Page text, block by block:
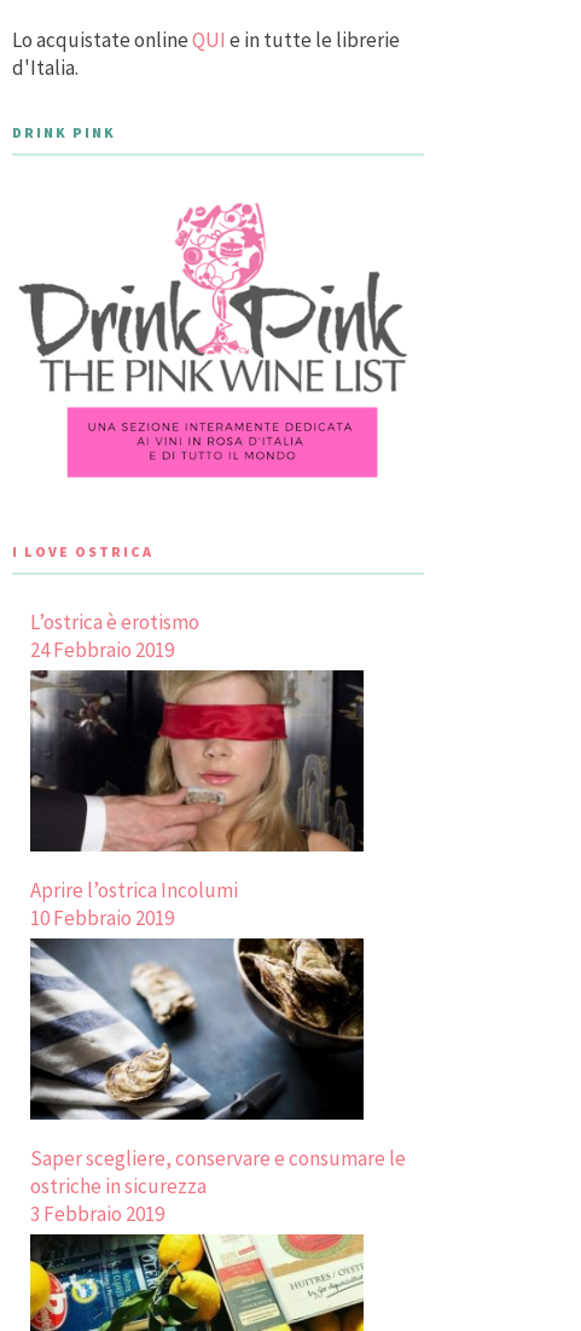
Lo acquistate onlineQUI e in tutte le librerie
d'Italia.
DRINK PINK
I LOVE OSTRICA
L’ostrica è erotismo
24 Febbraio 2019
Aprire l’ostrica Incolumi
10 Febbraio 2019
Saper scegliere, conservare e consumare le
ostriche in sicurezza
3 Febbraio 2019